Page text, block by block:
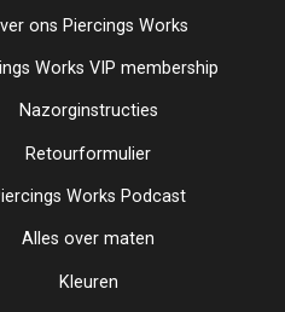
ons Piercings Works
Works VIP membership
Nazorginstructies
Retourformulier
Works Podcast
Alles over maten
Kleuren